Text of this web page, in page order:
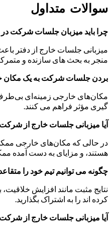
سوالات متداول
چرا باید میزبان جلسات شرکت در
میزبانی جلسات خارج از دفتر
منجر به بحث های سازنده و
بردن جلسات شرکت به یک مکان
مکان‌های خارجی زمینه‌ای بی‌طرف
گیری مؤثر فراهم می کنند.
آیا میزبانی جلسات خارج از
در حالی که مکان‌های خارجی
هستند، و مزایای به دست آمده
چگونه می توانیم تیم خود را
نتایج مثبت مانند افزایش
کرده اند را به اشتراک بگذارید.
آیا میزبانی جلسات خارج از شرکت